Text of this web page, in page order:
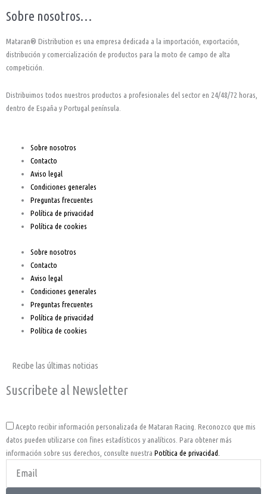
e
b
o
o
k
f
t
a
g
r
u
b
e
Sobre nosotros…
Mataran® Distribution es una empresa dedicada a la importación, exportación,
distribución y comercialización de productos para la moto de campo de alta
competición.
Distribuimos todos nuestros productos a profesionales del sector en 24/48/72 horas,
dentro de España y Portugal península.
Sobre nosotros
Contacto
Aviso legal
Condiciones generales
Preguntas frecuentes
Política de privacidad
Política de cookies
Sobre nosotros
Contacto
Aviso legal
Condiciones generales
Preguntas frecuentes
Política de privacidad
Política de cookies
Recibe las últimas noticias
Suscribete al Newsletter
AceptoAcepto recibir información personalizada de Mataran Racing. Reconozco que mis
datos pueden utilizarse con fines estadísticos y analíticos. Para obtener más
información sobre sus derechos, consulte nuestra Potítica de privacidad.
Address